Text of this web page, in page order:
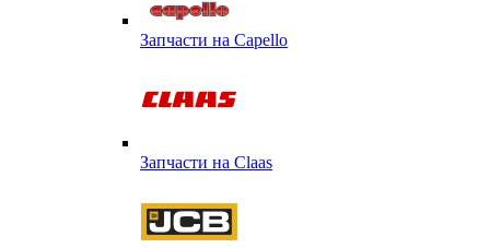
Запчасти на Capello
Запчасти на Сlaas